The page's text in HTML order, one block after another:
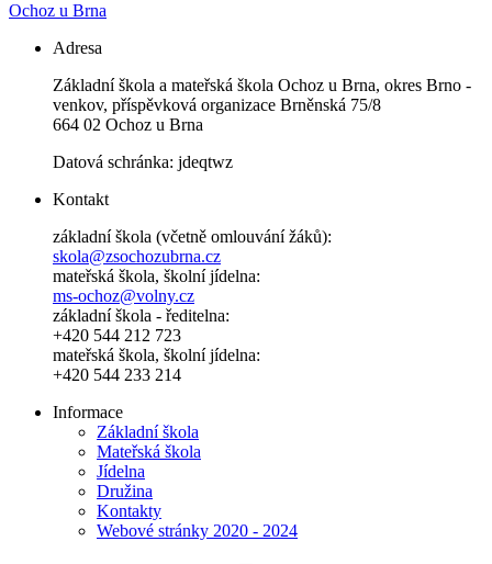
Ochoz u Brna
Adresa
Základní škola a mateřská škola Ochoz u Brna, okres Brno -
venkov, příspěvková organizace Brněnská 75/8
664 02 Ochoz u Brna
Datová schránka: jdeqtwz
Kontakt
základní škola (včetně omlouvání žáků):
skola@zsochozubrna.cz
mateřská škola, školní jídelna:
ms-ochoz@volny.cz
základní škola - ředitelna:
+420 544 212 723
mateřská škola, školní jídelna:
+420 544 233 214
Informace
Základní škola
Mateřská škola
Jídelna
Družina
Kontakty
Webové stránky 2020 - 2024